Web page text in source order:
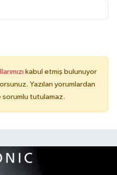
kabul etmiş bulunuyor
Yazılan yorumlardan
sorumlu tutulamaz.